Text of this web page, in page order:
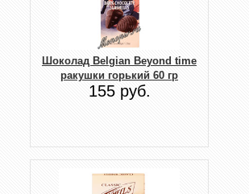
Шоколад Belgian Beyond time
ракушки горький 60 гр
155 руб.